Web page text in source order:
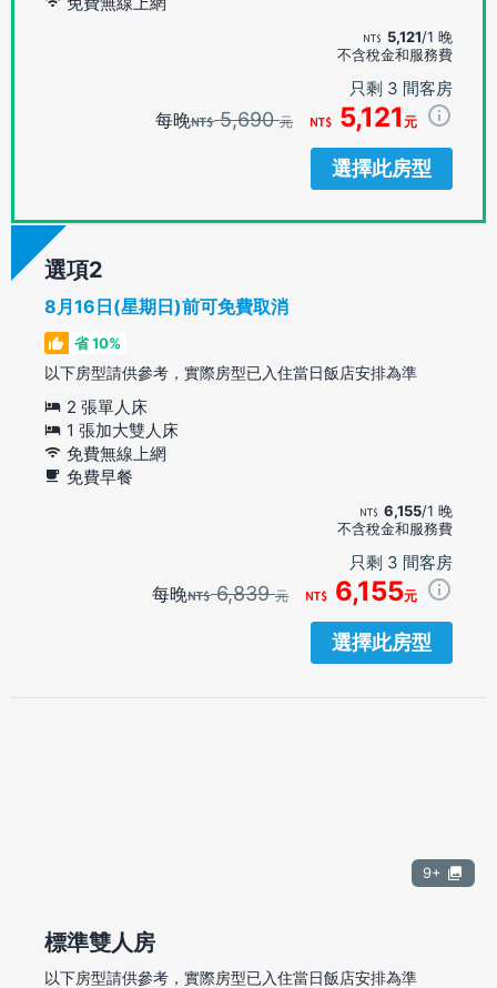
5,121/1 晚
不含稅金和服務費
只剩 3 間客房
每晚 5,690元 5,121 元
選擇此房型
選項
8月16日(星期日)前可免費取消
省 10%
以下房型請供參考，實際房型已入住當日飯店安排為準
2 張單人床
1 張加大雙人床
免費無線上網
免費早餐
6,155/1 晚
不含稅金和服務費
只剩 3 間客房
每晚 6,839元 6,155元
選擇此房型
9+
標準雙人房
以下房型請供參考，實際房型已入住當日飯店安排為準